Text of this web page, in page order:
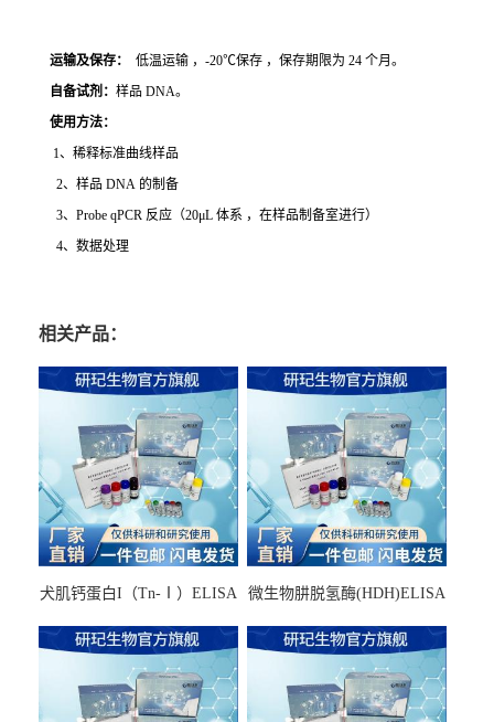
运输及保存：
低温运输 ，-20℃保存 ，保存期限为 24 个月。
自备试剂： 样品 DNA。
使用方法：
1、稀释标准曲线样品
2、样品 DNA 的制备
3、Probe qPCR 反应（20μL 体系 ，在样品制备室进行）
4、数据处理
相关产品：
犬肌钙蛋白I（Tn-Ⅰ）ELISA
微生物肼脱氢酶(HDH)ELISA